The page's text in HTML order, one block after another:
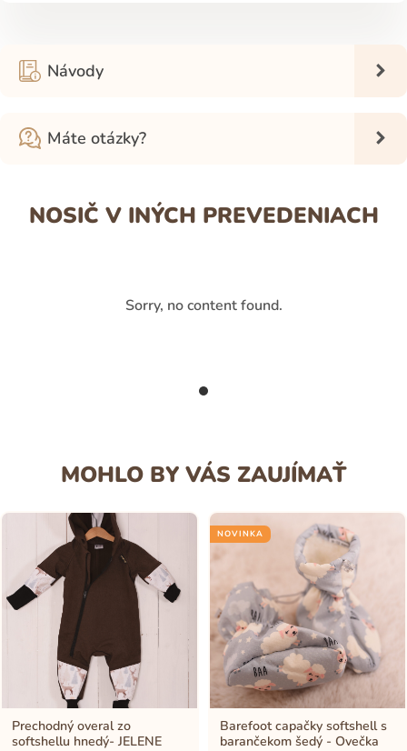
Návody
Máte otázky?
NOSIČ V INÝCH PREVEDENIACH
Sorry, no content found.
MOHLO BY VÁS ZAUJÍMAŤ
Prechodný overal zo
softshellu hnedý- JELENE
NOVINKA
Barefoot capačky softshell s
barančekom šedý - Ovečka